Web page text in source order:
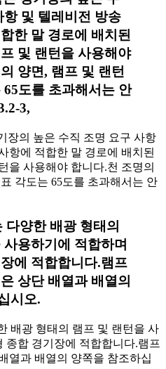
항 및 텔레비전 방송
한 말 경로에 배치된
및 랜턴을 사용해야
양면, 램프 및 랜턴
도를 초과해서는 안
3,
다양한 배광 형태의
용하기에 적합하며
에 적합합니다.램프
상단 배열과 배열의
시오.